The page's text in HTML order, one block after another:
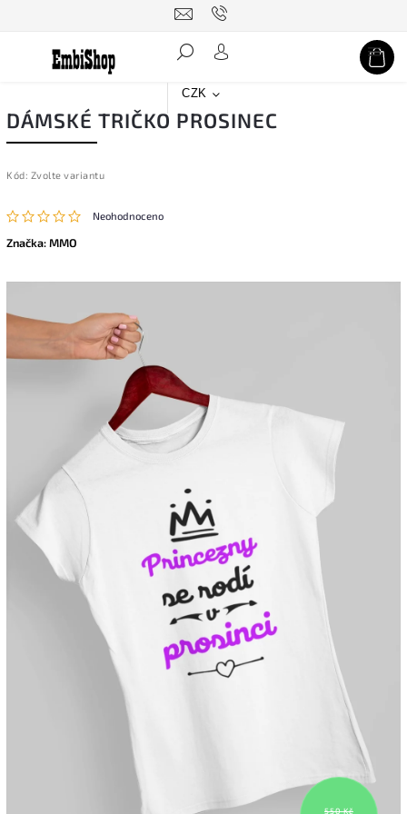
CZK
Hledat
DÁMSKÉ TRIČKO PROSINEC
Kód: Zvolte variantu
Neohodnoceno
Značka:MMO
550 Kč